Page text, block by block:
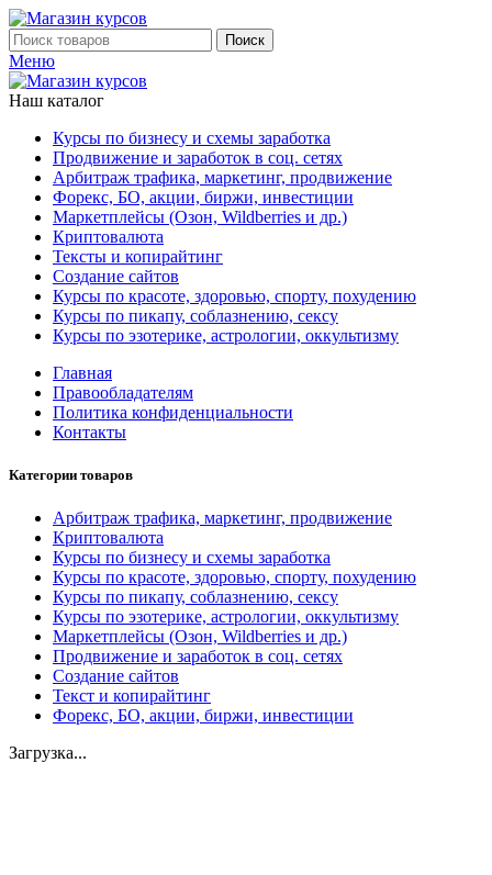
Поиск
Меню
Наш каталог
Курсы по бизнесу и схемы заработка
Продвижение и заработок в соц. сетях
Арбитраж трафика, маркетинг, продвижение
Форекс, БО, акции, биржи, инвестиции
Маркетплейсы (Озон, Wildberries и др.)
Криптовалюта
Тексты и копирайтинг
Создание сайтов
Курсы по красоте, здоровью, спорту, похудению
Курсы по пикапу, соблазнению, сексу
Курсы по эзотерике, астрологии, оккультизму
Главная
Правообладателям
Политика конфиденциальности
Контакты
Категории товаров
Арбитраж трафика, маркетинг, продвижение
Криптовалюта
Курсы по бизнесу и схемы заработка
Курсы по красоте, здоровью, спорту, похудению
Курсы по пикапу, соблазнению, сексу
Курсы по эзотерике, астрологии, оккультизму
Маркетплейсы (Озон, Wildberries и др.)
Продвижение и заработок в соц. сетях
Создание сайтов
Текст и копирайтинг
Форекс, БО, акции, биржи, инвестиции
Загрузка...